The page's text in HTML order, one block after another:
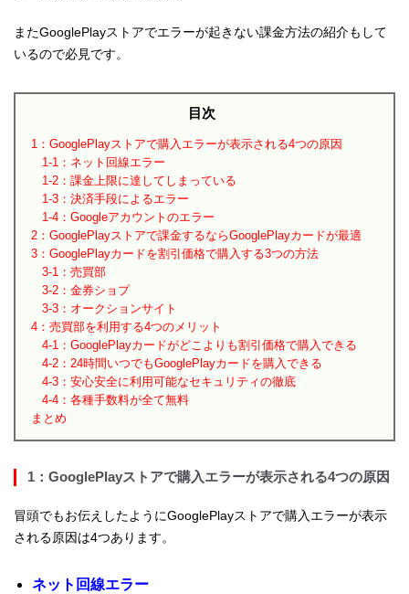
またGooglePlayストアでエラーが起きない課金方法の紹介もして
いるので必見です。
目次
1：GooglePlayストアで購入エラーが表示される4つの原因
1-1：ネット回線エラー
1-2：課金上限に達してしまっている
1-3：決済手段によるエラー
1-4：Googleアカウントのエラー
2：GooglePlayストアで課金するならGooglePlayカードが最適
3：GooglePlayカードを割引価格で購入する3つの方法
3-1：売買部
3-2：金券ショプ
3-3：オークションサイト
4：売買部を利用する4つのメリット
4-1：GooglePlayカードがどこよりも割引価格で購入できる
4-2：24時間いつでもGooglePlayカードを購入できる
4-3：安心安全に利用可能なセキュリティの徹底
4-4：各種手数料が全て無料
まとめ
1：GooglePlayストアで購入エラーが表示される4つの原因
冒頭でもお伝えしたようにGooglePlayストアで購入エラーが表示
される原因は4つあります。
ネット回線エラー